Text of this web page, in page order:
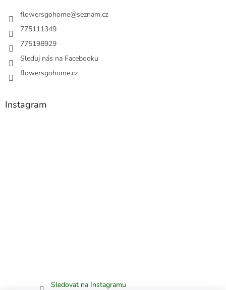
flowersgohome@seznam.cz
775111349
775198929
Sleduj nás na Facebooku
flowersgohome.cz
Instagram
Sledovat na Instagramu